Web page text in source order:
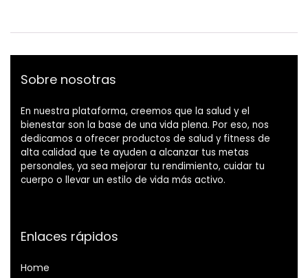
Sobre nosotras
En nuestra plataforma, creemos que la salud y el
bienestar son la base de una vida plena. Por eso, nos
dedicamos a ofrecer productos de salud y fitness de
alta calidad que te ayuden a alcanzar tus metas
personales, ya sea mejorar tu rendimiento, cuidar tu
cuerpo o llevar un estilo de vida más activo.
Enlaces rápidos
Home